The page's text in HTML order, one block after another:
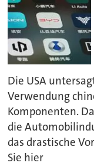
Die USA
Verwendung
Komponenten.
die
das drastische
Sie hier